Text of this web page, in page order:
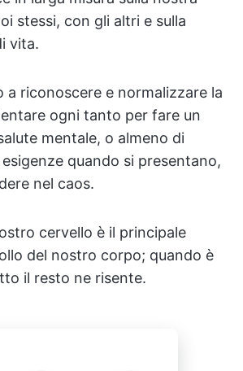
stessi, con gli altri e sulla
vita.
a riconoscere e normalizzare la
ogni tanto per fare un
mentale, o almeno di
quando si presentano,
nel caos.
cervello è il principale
del nostro corpo; quando è
il resto ne risente.